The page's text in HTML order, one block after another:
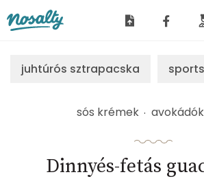
juhtúrós sztrapacska
sós krémek
Dinnyés-fetás